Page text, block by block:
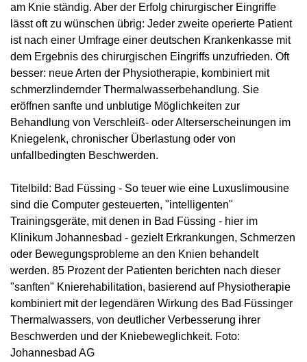
am Knie ständig. Aber der Erfolg chirurgischer Eingriffe
lässt oft zu wünschen übrig: Jeder zweite operierte Patient
ist nach einer Umfrage einer deutschen Krankenkasse mit
dem Ergebnis des chirurgischen Eingriffs unzufrieden. Oft
besser: neue Arten der Physiotherapie, kombiniert mit
schmerzlindernder Thermalwasserbehandlung. Sie
eröffnen sanfte und unblutige Möglichkeiten zur
Behandlung von Verschleiß- oder Alterserscheinungen im
Kniegelenk, chronischer Überlastung oder von
unfallbedingten Beschwerden.
Titelbild: Bad Füssing - So teuer wie eine Luxuslimousine
sind die Computer gesteuerten, "intelligenten"
Trainingsgeräte, mit denen in Bad Füssing - hier im
Klinikum Johannesbad - gezielt Erkrankungen, Schmerzen
oder Bewegungsprobleme an den Knien behandelt
werden. 85 Prozent der Patienten berichten nach dieser
"sanften" Knierehabilitation, basierend auf Physiotherapie
kombiniert mit der legendären Wirkung des Bad Füssinger
Thermalwassers, von deutlicher Verbesserung ihrer
Beschwerden und der Kniebeweglichkeit. Foto:
Johannesbad AG